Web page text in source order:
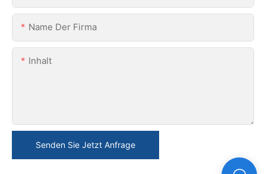
Name Der Firma
Inhalt
Senden Sie Jetzt Anfrage